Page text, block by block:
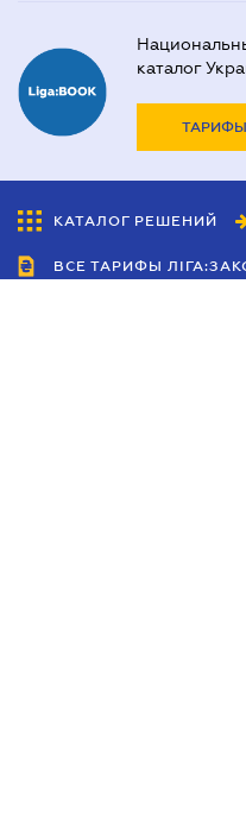
каталог
ТАРИФЫ
КАТАЛОГ РЕШЕНИЙ
ВСЕ ТАРИФЫ